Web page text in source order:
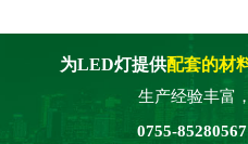
为LED灯提供配套的材
生产经验丰富
0755-85280567